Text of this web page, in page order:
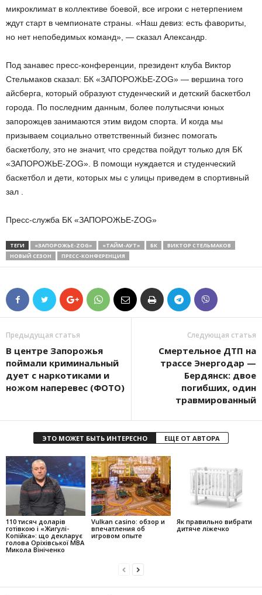
микроклимат в коллективе боевой, все игроки с нетерпением
ждут старт в чемпионате страны. «Наш девиз: есть фавориты,
но нет непобедимых команд», — сказал Александр.
Под занавес пресс-конференции, президент клуба Виктор
Стельмаков сказал: БК «ЗАПОРОЖЬЕ-ZOG» — вершина того
айсберга, который образуют студенческий и детский баскетбол
города. По последним данным, более полутысячи юных
запорожцев занимаются этим видом спорта. И когда мы
призываем социально ответственный бизнес помогать
баскетболу, это не значит, что средства пойдут только для БК
«ЗАПОРОЖЬЕ-ZOG». В помощи нуждается и студенческий
баскетбол и дети, которых мы с улицы приведем в спортивный
зал .
Пресс-служба БК «ЗАПОРОЖЬЕ-ZOG»
ТЕГИ «ЗАПОРОЖЬЕ-ZOG» «ТАЙМ-АУТ» БК
ВИКТОР СТЕЛЬМАКОВ
НОВЫЙ СЕЗОН
ПРЕСС-КОНФЕРЕНЦИЯ
Предыдущая статья
В центре Запорожья
поймали криминальный
дует с наркотиками и
ножом наперевес (ФОТО)
Следующая статья
Смертельное ДТП на
трассе Энергодар —
Бердянск: двое
погибших, один
травмированный
ЭТО МОЖЕТ БЫТЬ ИНТЕРЕСНО ЕЩЕ ОТ АВТОРА
110 тисяч доларів
готівкою і «Жигулі-
Копійка»: що декларує
голова Оріхівської МВА
Микола Вініченко
Vulkan casino: обзор и
впечатления об
игровом опыте
Як правильно вибрати
дитяче ліжечко